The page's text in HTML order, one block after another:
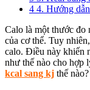
4 4. Hướng
Calo là một thước đo
của cơ thể. Tuy
calo. Điều này khiến
như thế nào cho hợp
kcal sang kj thế